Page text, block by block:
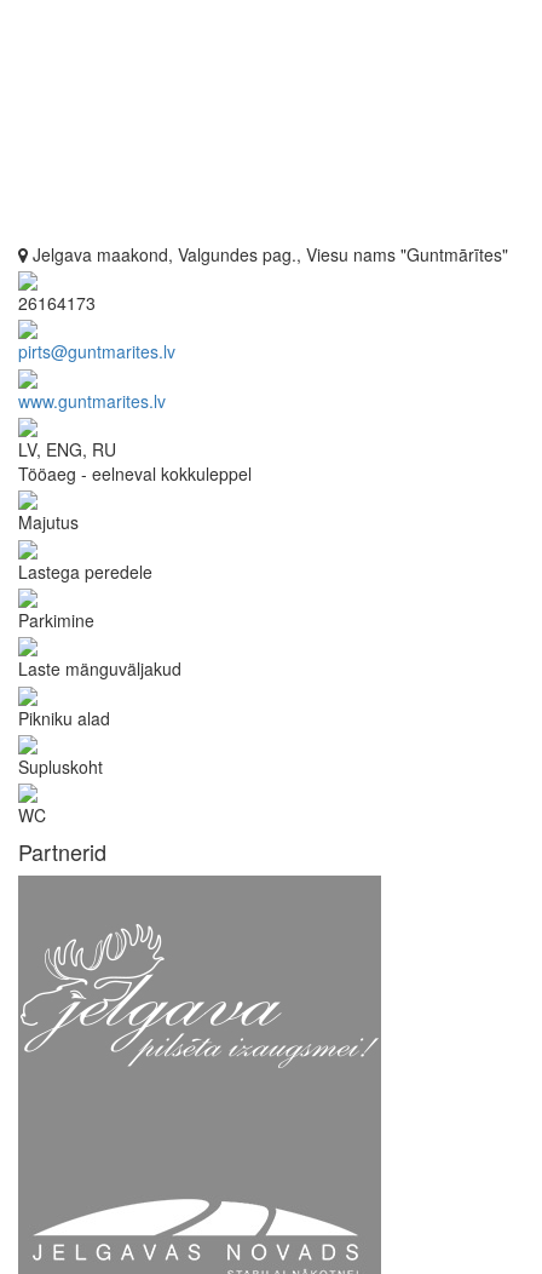
Jelgava maakond, Valgundes pag., Viesu nams "Guntmārītes"
26164173
pirts@guntmarites.lv
www.guntmarites.lv
LV, ENG, RU
Tööaeg - eelneval kokkuleppel
Majutus
Lastega peredele
Parkimine
Laste mänguväljakud
Pikniku alad
Supluskoht
WC
Partnerid